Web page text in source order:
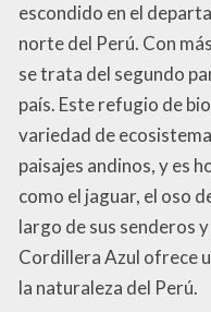
escondido en el
norte del Perú. Con
se trata del segundo
país. Este refugio de
variedad de
paisajes andinos, y es
como el jaguar, el oso
largo de sus senderos
Cordillera Azul ofrece
la naturaleza del Perú.